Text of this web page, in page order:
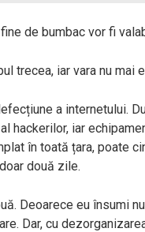
de bumbac vor fi
trecea, iar vara nu mai
a internetului.
hackerilor, iar
în toată țara, poate
două zile.
Deoarece eu însumi
Dar, cu